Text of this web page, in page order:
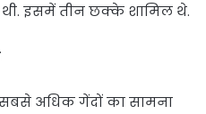
थी. इसमें तीन छक्के शामिल थे.
सबसे अधिक गेंदों का सामना